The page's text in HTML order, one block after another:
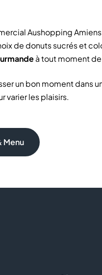
Aushopping
de donuts sucrés et
à tout moment de
un bon moment dans
varier les plaisirs.
coloré, fourrés
Menu